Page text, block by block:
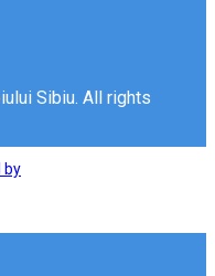
Sibiu. All rights
by